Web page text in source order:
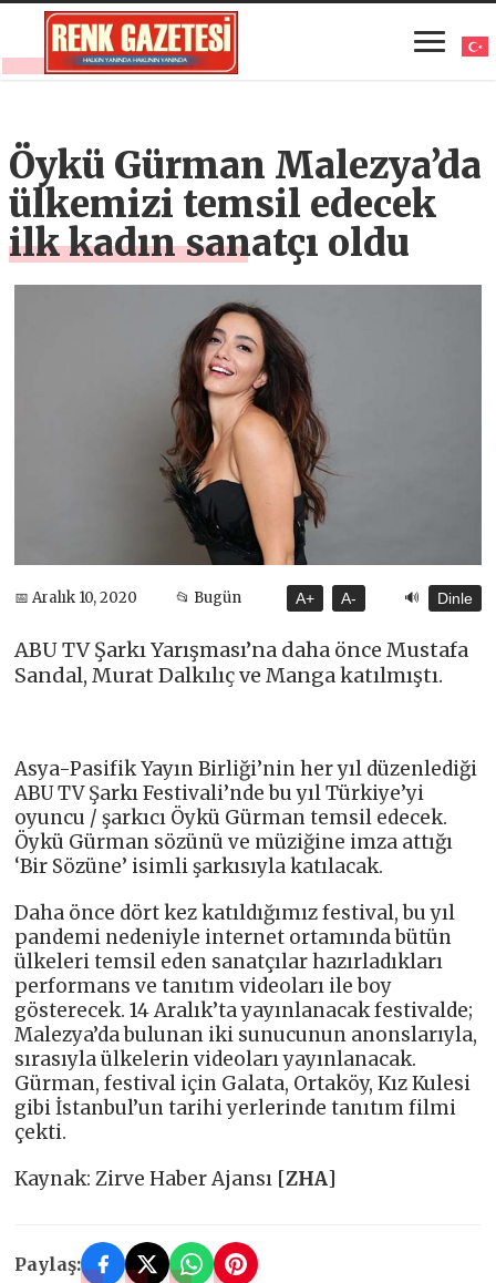
Öykü Gürman Malezya’da
ülkemizi temsil edecek
ilk kadın sanatçı oldu
📅 Aralık 10, 2020 📂 Bugün A+ A- 🔊 Dinle
ABU TV Şarkı Yarışması’na daha önce Mustafa
Sandal, Murat Dalkılıç ve Manga katılmıştı.
Asya-Pasifik Yayın Birliği’nin her yıl düzenlediği
ABU TV Şarkı Festivali’nde bu yıl Türkiye’yi
oyuncu / şarkıcı Öykü Gürman temsil edecek.
Öykü Gürman sözünü ve müziğine imza attığı
‘Bir Sözüne’ isimli şarkısıyla katılacak.
Daha önce dört kez katıldığımız festival, bu yıl
pandemi nedeniyle internet ortamında bütün
ülkeleri temsil eden sanatçılar hazırladıkları
performans ve tanıtım videoları ile boy
gösterecek. 14 Aralık’ta yayınlanacak festivalde;
Malezya’da bulunan iki sunucunun anonslarıyla,
sırasıyla ülkelerin videoları yayınlanacak.
Gürman, festival için Galata, Ortaköy, Kız Kulesi
gibi İstanbul’un tarihi yerlerinde tanıtım filmi
çekti.
Kaynak: Zirve Haber Ajansı [ZHA]
Paylaş: